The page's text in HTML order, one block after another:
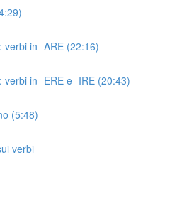
verbi in -ARE (22:16)
verbi in -ERE e -IRE (20:43)
(5:48)
verbi